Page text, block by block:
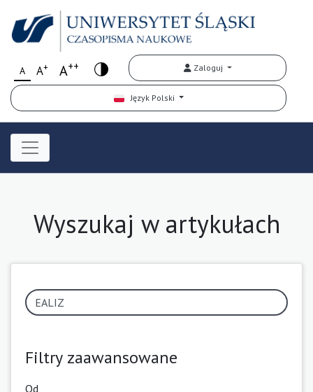
A A+ A++ Zaloguj
Język Polski
Wyszukaj w artykułach
Filtry zaawansowane
Od